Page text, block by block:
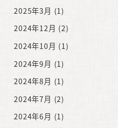
2025年3月 (1)
2024年12月 (2)
2024年10月 (1)
2024年9月 (1)
2024年8月 (1)
2024年7月 (2)
2024年6月 (1)